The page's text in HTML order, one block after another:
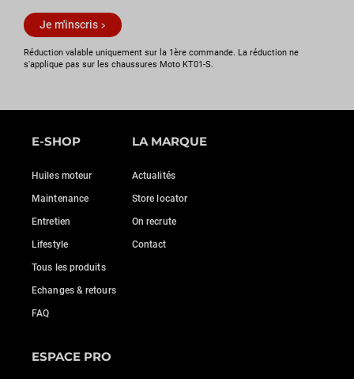
Je m'inscris
Réduction valable uniquement sur la 1ère commande. La réduction ne
s'applique pas sur les chaussures Moto KT01-S.
E-SHOP
Huiles moteur
Maintenance
Entretien
Lifestyle
Tous les produits
Echanges & retours
FAQ
LA MARQUE
Actualités
Store locator
On recrute
Contact
ESPACE PRO